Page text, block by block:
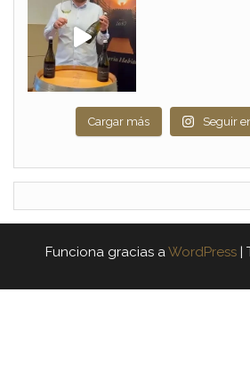
Cargar más Seguir
Funciona gracias aWordPress |